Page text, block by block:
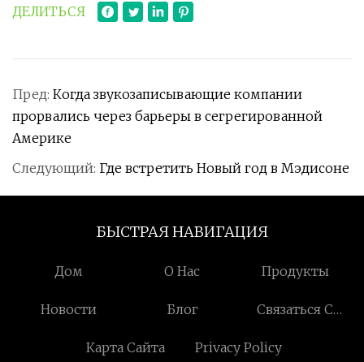
ДЕЛИТЬСЯ
Пред: Когда звукозаписывающие компании
прорвались через барьеры в сегрегированной
Америке
Следующий: Где встретить Новый год в Мэдисоне
БЫСТРАЯ НАВИГАЦИЯ
Дом О Нас Продукты
Новости Блог
Связаться С
Карта Сайта
Privacy Policy